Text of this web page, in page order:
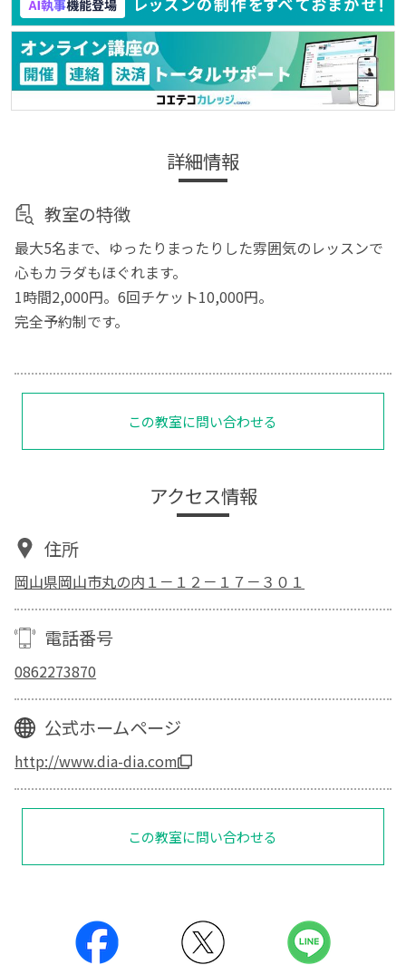
詳細情報
教室の特徴
最大5名まで、ゆったりまったりした雰囲気のレッスンで
心もカラダもほぐれます。
1時間2,000円。6回チケット10,000円。
完全予約制です。
この教室に問い合わせる
アクセス情報
住所
岡山県岡山市丸の内１－１２－１７－３０１
電話番号
0862273870
公式ホームページ
http://www.dia-dia.com
この教室に問い合わせる